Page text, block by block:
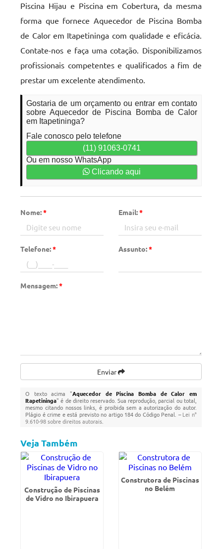
Piscina Hijau e Piscina em Cobertura, da mesma
forma que fornece Aquecedor de Piscina Bomba
de Calor em Itapetininga com qualidade e eficácia.
Contate-nos e faça uma cotação. Disponibilizamos
profissionais competentes e qualificados a fim de
prestar um excelente atendimento.
Gostaria de um orçamento ou entrar em contato
sobre Aquecedor de Piscina Bomba de Calor
em Itapetininga?
Fale conosco pelo telefone
(11) 91063-0741
Ou em nosso WhatsApp
Clicando aqui
Nome:* Email:*
Telefone:* Assunto:*
Mensagem:*
Enviar
O texto acima "Aquecedor de Piscina Bomba de Calor em
Itapetininga" é de direito reservado. Sua reprodução, parcial ou total,
mesmo citando nossos links, é proibida sem a autorização do autor.
Plágio é crime e está previsto no artigo 184 do Código Penal. –Lei n°
9.610-98 sobre direitos autorais
Veja Também
Construção de Piscinas
de Vidro no Ibirapuera
Construtora de Piscinas
no Belém